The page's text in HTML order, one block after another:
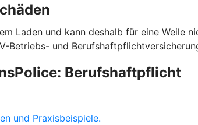
Laden und kann deshalb für eine Weile
Betriebs- und
Berufshaftpflicht
und Praxisbeispiele.